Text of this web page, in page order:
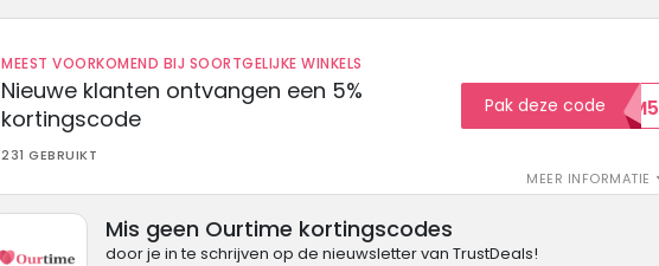
MEEST VOORKOMEND BIJ SOORTGELIJKE WINKELS
Nieuwe klanten ontvangen een 5%
kortingscode
231 GEBRUIKT
MEER INFORMATIE
Pak deze codeWELKOM5
Mis geen Ourtime kortingscodes
door je in te schrijven op de nieuwsletter van TrustDeals!